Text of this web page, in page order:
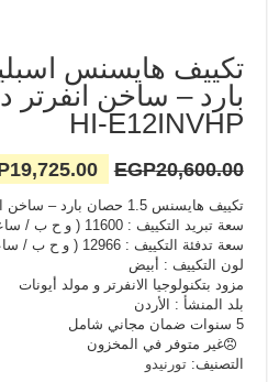
بارد – ساخن انفرتر
HI-E12INVHP
EGP20,600.00
السعر
الأصلي
هو:
19,725.00
تكييف هايسنس 1.5 حصان بارد – ساخن انفرتر ديچيتال
سعة تبريد التكييف : 11600 ( و ح ب / ساعة )
سعة تدفئة التكييف : 12966 ( و ح ب / ساعة )
لون التكييف : أبيض
مزود بتكنولوجيا الانفرتر و مولد أيونات
بلد المنشأ : الأردن
5 سنوات ضمان مجاني شامل
غير متوفر في المخزون
التصنيف:تورنيدو